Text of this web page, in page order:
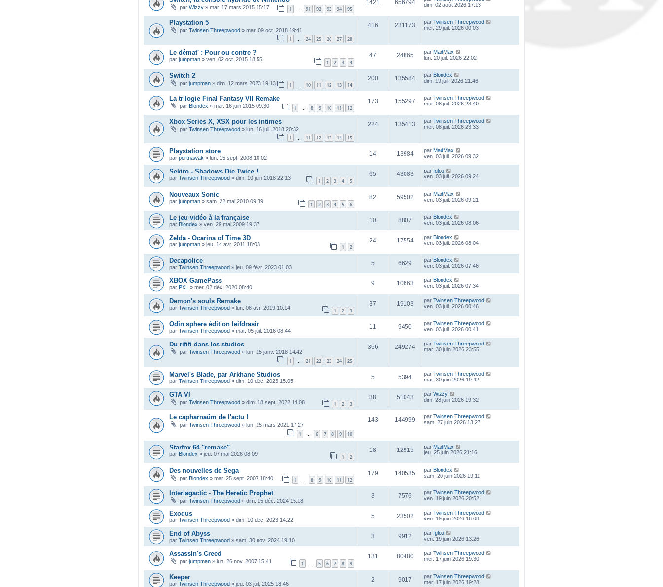
par Wizzy » mar. 17 mars 2015 15:17 1 91 92 93 94 95
1421 656794
dim. 02 août 2026 17:13
Playstation 5
par Twinsen Threepwood » mar. 09 oct. 2018 19:41
1 … 24 25 26 27 28
416 231173 par Twinsen Threepwood
mer. 29 juil. 2026 00:03
Le démat' : Pour ou contre ?
par jumpman » ven. 02 oct. 2015 18:55 1 2 3 4
47 24865 par MadMax
lun. 20 juil. 2026 22:02
Switch 2
par jumpman » dim. 12 mars 2023 19:13 1 10 11 12 13 14
200 135584 par Blondex
dim. 19 juil. 2026 21:46
La trilogie Final Fantasy VII Remake
par Blondex » mar. 16 juin 2015 09:30 1 … 8 9 10 11 12
173 155297 par Twinsen Threepwood
mer. 08 juil. 2026 23:40
Xbox Series X, XSX pour les intimes
par Twinsen Threepwood » lun. 16 juil. 2018 20:32
1 11 12 13 14 15
224 135413 par Twinsen Threepwood
mer. 08 juil. 2026 23:33
Playstation store
par portnawak » lun. 15 sept. 2008 10:02
14 13984 par MadMax
ven. 03 juil. 2026 09:32
Sekiro - Shadows Die Twice !
par Twinsen Threepwood » dim. 10 juin 2018 22:13 1 2 3 4 5
65 43083 par Iglou
ven. 03 juil. 2026 09:24
Nouveaux Sonic
par jumpman » sam. 22 mai 2010 09:39 1 2 3 4 5 6
82 59502 par MadMax
ven. 03 juil. 2026 09:21
Le jeu vidéo à la française
par Blondex » ven. 29 mai 2009 19:37
10 8807 par Blondex
ven. 03 juil. 2026 08:06
Zelda - Ocarina of Time 3D
par jumpman » jeu. 14 avr. 2011 18:03 1 2
24 17554 par Blondex
ven. 03 juil. 2026 08:04
Decapolice
par Twinsen Threepwood » jeu. 09 févr. 2023 01:03
5 6629 par Blondex
ven. 03 juil. 2026 07:46
XBOX GamePass
par PXL » mer. 02 déc. 2020 08:40
9 10663 par Blondex
ven. 03 juil. 2026 07:34
Demon's souls Remake
par Twinsen Threepwood » lun. 08 avr. 2019 10:14 1 2 3
37 19103 par Twinsen Threepwood
ven. 03 juil. 2026 00:46
Odin sphere édition leifdrasir
par Twinsen Threepwood » mar. 05 juil. 2016 08:44
11 9450 par Twinsen Threepwood
ven. 03 juil. 2026 00:41
Du rififi dans les studios
par Twinsen Threepwood » lun. 15 janv. 2018 14:42
1 … 21 22 23 24 25
366 249274 par Twinsen Threepwood
mar. 30 juin 2026 23:55
Marvel's Blade, par Arkhane Studios
par Twinsen Threepwood » dim. 10 déc. 2023 15:05
5 5394 par Twinsen Threepwood
mar. 30 juin 2026 19:42
GTA VI
par Twinsen Threepwood » dim. 18 sept. 2022 14:08 1 2 3
38 51043 par Wizzy
dim. 28 juin 2026 19:32
Le capharnaüm de l'actu !
par Twinsen Threepwood » lun. 15 mars 2021 17:27
1 … 6 7 8 9 10
143 144999 par Twinsen Threepwood
sam. 27 juin 2026 13:27
Starfox 64 "remake"
par Blondex » jeu. 07 mai 2026 08:09 1 2
18 12915 par MadMax
jeu. 25 juin 2026 21:16
Des nouvelles de Sega
par Blondex » mar. 25 sept. 2007 18:40 1 8 9 10 11 12
179 140535 par Blondex
sam. 20 juin 2026 19:11
Interlagactic - The Heretic Prophet
par Twinsen Threepwood » dim. 15 déc. 2024 15:18
3 7576 par Twinsen Threepwood
ven. 19 juin 2026 20:52
Exodus
par Twinsen Threepwood » dim. 10 déc. 2023 14:22
5 23502 par Twinsen Threepwood
ven. 19 juin 2026 16:08
End of Abyss
par Twinsen Threepwood » sam. 30 nov. 2024 19:10
3 9912 par Iglou
ven. 19 juin 2026 13:26
Assassin's Creed
par jumpman » lun. 26 nov. 2007 15:41 1 … 5 6 7 8 9
131 80480 par Twinsen Threepwood
mer. 17 juin 2026 19:30
Keeper
par Twinsen Threepwood » jeu. 03 juil. 2025 18:46
2 9017 par Twinsen Threepwood
mer. 17 juin 2026 19:28